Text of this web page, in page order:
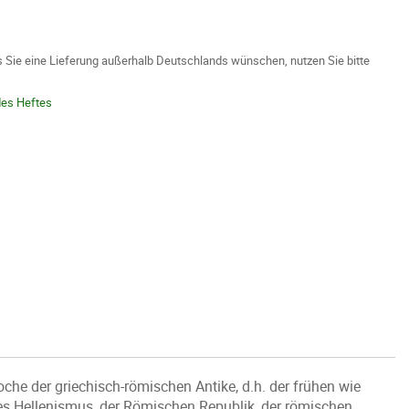
eine Lieferung außerhalb Deutschlands wünschen, nutzen Sie bitte
Heftes
der griechisch-römischen Antike, d.h. der frühen wie